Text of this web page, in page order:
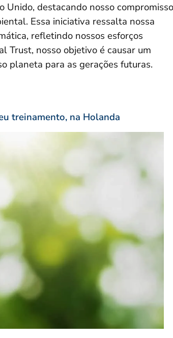
Unido, destacando nosso compromisso
Essa iniciativa ressalta nossa
refletindo nossos esforços
Trust, nosso objetivo é causar um
planeta para as gerações futuras.
treinamento, na Holanda